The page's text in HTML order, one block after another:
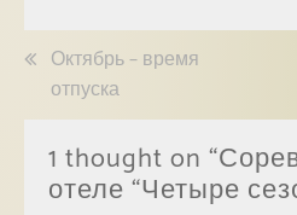
Октябрь – время
отпуска
1 thought on “
отеле “Четыре